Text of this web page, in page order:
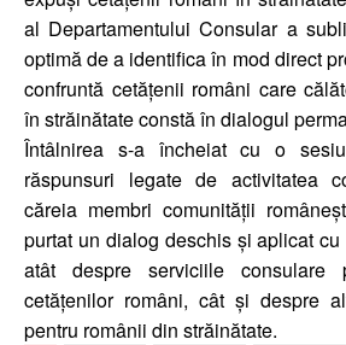
al Departamentului Consular a
optimă de a identifica în mod direct
confruntă cetățenii români care
în străinătate constă în dialogul
Întâlnirea s-a încheiat cu o
răspunsuri legate de activitatea
căreia membri comunității
purtat un dialog deschis și aplicat
atât despre serviciile consulare
cetățenilor români, cât și despre
pentru românii din străinătate.